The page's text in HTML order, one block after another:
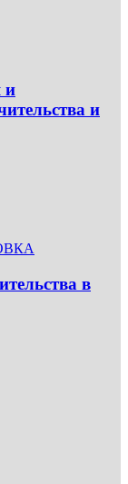
и
и
в